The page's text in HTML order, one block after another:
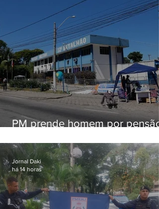
PM prende homem por pensão
Jornal Daki
há 14 horas